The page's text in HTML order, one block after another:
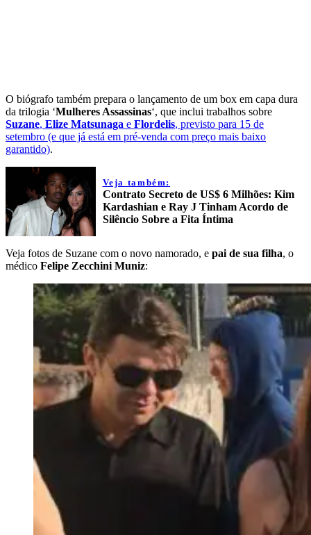
O biógrafo também prepara o lançamento de um box em capa dura
da trilogia ‘Mulheres Assassinas‘, que inclui trabalhos sobre
Suzane, Elize Matsunaga e Flordelis, previsto para 15 de
setembro (e que já está em pré-venda com preço mais baixo
garantido).
Veja também:
Contrato Secreto de US$ 6 Milhões: Kim
Kardashian e Ray J Tinham Acordo de
Silêncio Sobre a Fita Íntima
Veja fotos de Suzane com o novo namorado, e pai de sua filha, o
médico Felipe Zecchini Muniz: